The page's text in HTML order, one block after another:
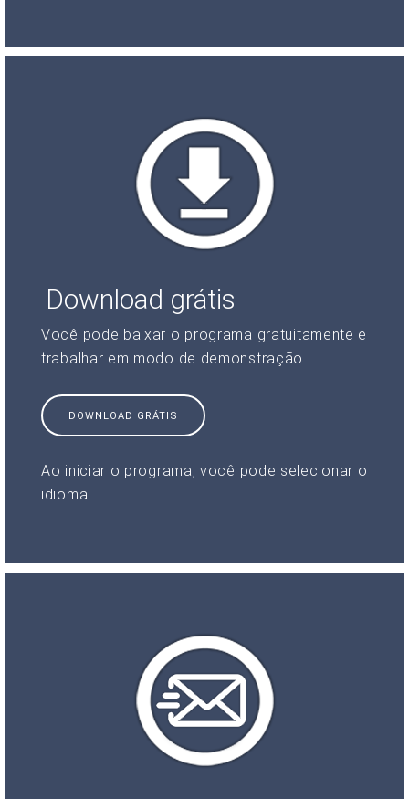
Download grátis
Você pode baixar o programa gratuitamente e
trabalhar em modo de demonstração
DOWNLOAD GRÁTIS
Ao iniciar o programa, você pode selecionar o
idioma.